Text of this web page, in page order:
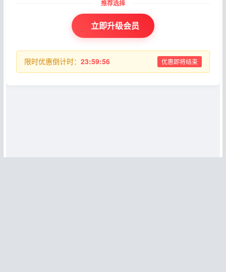
立即升级会员
限时优惠倒计时： 23:59:56 优惠即将结束